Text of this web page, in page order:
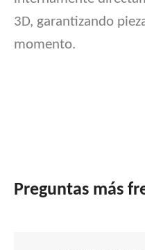
3D, garantizando
momento.
Preguntas más